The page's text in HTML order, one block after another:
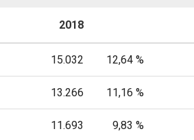
2018
15.032 12,64 %
13.266 11,16 %
11.693 9,83 %